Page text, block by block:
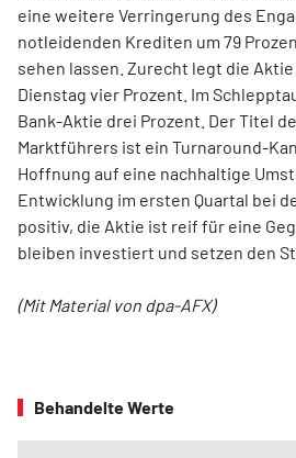
eine weitere Verringerung des
notleidenden Krediten um 79
sehen lassen. Zurecht legt die
Dienstag vier Prozent. Im
Bank-Aktie drei Prozent. Der Titel
Marktführers ist ein Turnaround-
Hoffnung auf eine nachhaltige
Entwicklung im ersten Quartal bei
positiv, die Aktie ist reif für eine
bleiben investiert und setzen den
(Mit Material von dpa-AFX)
Behandelte Werte